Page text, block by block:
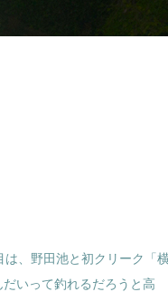
、野田池と初クリーク「
いって釣れるだろうと高